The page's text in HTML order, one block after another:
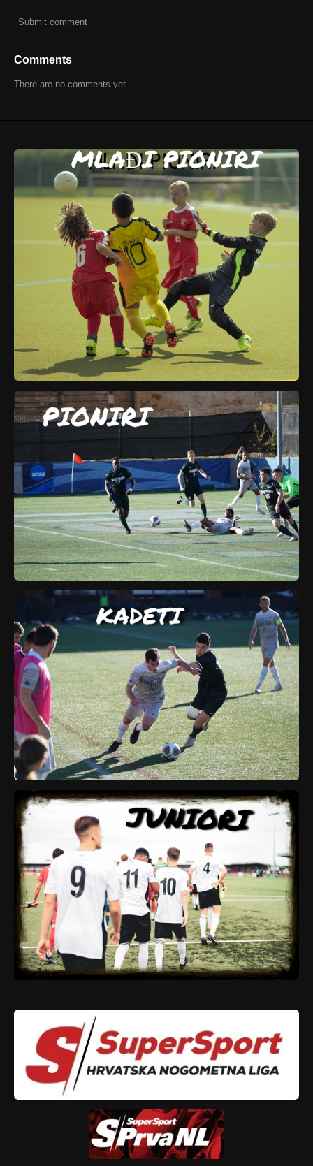
Submit comment
Comments
There are no comments yet.